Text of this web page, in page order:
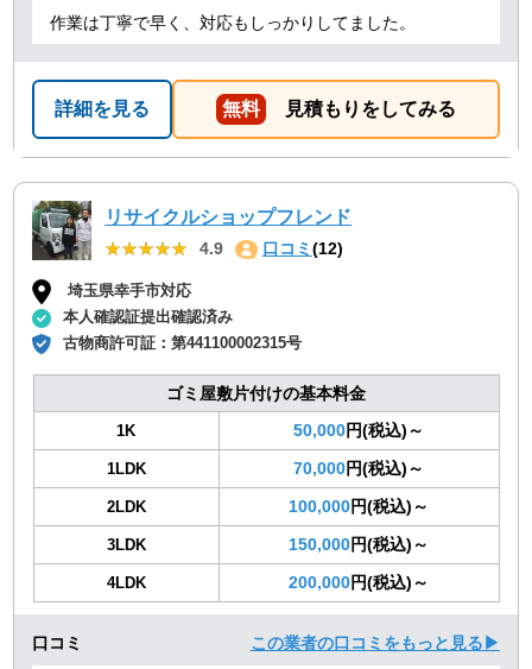
作業は丁寧で早く、対応もしっかりしてました。
詳細を見る 無料 見積もりをしてみる
リサイクルショップフレンド
★★★★★
★★★★★ 4.9 口コミ (12)
埼玉県幸手市対応
本人確認証提出確認済み
古物商許可証：第441100002315号
ゴミ屋敷片付けの基本料金
1K 50,000円(税込)～
1LDK 70,000円(税込)～
2LDK 100,000円(税込)～
3LDK 150,000円(税込)～
4LDK 200,000円(税込)～
口コミ この業者の口コミをもっと見る▶